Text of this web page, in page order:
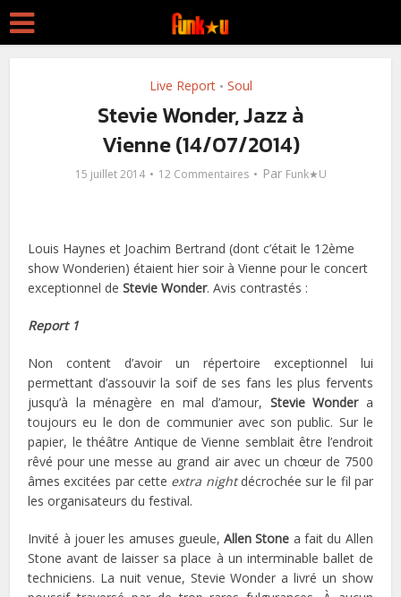
Live Report • Soul
Stevie Wonder, Jazz à
Vienne (14/07/2014)
15 juillet 2014 12 Commentaires Par Funk★U
Louis Haynes et Joachim Bertrand (dont c’était le 12ème
show Wonderien) étaient hier soir à Vienne pour le concert
exceptionnel de Stevie Wonder. Avis contrastés :
Report 1
Non content d’avoir un répertoire exceptionnel lui
permettant d’assouvir la soif de ses fans les plus fervents
jusqu’à la ménagère en mal d’amour, Stevie Wondera
toujours eu le don de communier avec son public. Sur le
papier, le théâtre Antique de Vienne semblait être l’endroit
rêvé pour une messe au grand air avec un chœur de 7500
âmes excitées par cette extra nightdécrochée sur le fil par
les organisateurs du festival.
Invité à jouer les amuses gueule,Allen Stone a fait du Allen
Stone avant de laisser sa place à un interminable ballet de
techniciens. La nuit venue, Stevie Wonder a livré un show